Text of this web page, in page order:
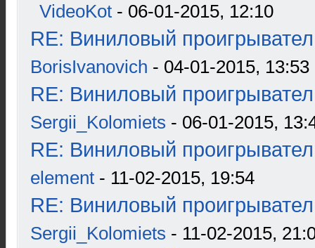
VideoKot - 06-01-2015, 12:10
RE: Виниловый
BorisIvanovich - 04-01-2015, 13:53
RE: Виниловый
Sergii_Kolomiets - 06-01-2015,
RE: Виниловый
element - 11-02-2015, 19:54
RE: Виниловый
Sergii_Kolomiets - 11-02-2015,